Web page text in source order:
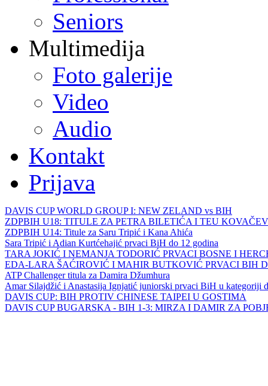
Seniors
Multimedija
Foto galerije
Video
Audio
Kontakt
Prijava
DAVIS CUP WORLD GROUP I: NEW ZELAND vs BIH
ZDPBIH U18: TITULE ZA PETRA BILETIĆA I TEU
ZDPBIH U14: Titule za Saru Tripić i Kana Ahića
Sara Tripić i Adian Kurtćehajić prvaci BiH do 12 godina
TARA JOKIĆ I NEMANJA TODORIĆ PRVACI BOSNE I
EDA-LARA ŠAĆIROVIĆ I MAHIR BUTKOVIĆ PRVACI BIH
ATP Challenger titula za Damira Džumhura
Amar Silajdžić i Anastasija Ignjatić juniorski prvaci BiH u kategoriji
DAVIS CUP: BIH PROTIV CHINESE TAIPEI U GOSTIMA
DAVIS CUP BUGARSKA - BIH 1-3: MIRZA I DAMIR ZA